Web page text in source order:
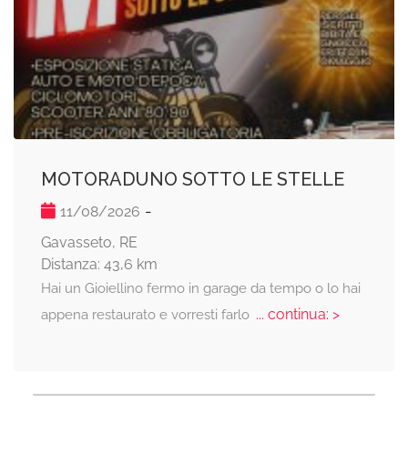
MOTORADUNO SOTTO LE STELLE
11/08/2026 -
Gavasseto, RE
Distanza: 43,6 km
Hai un Gioiellino fermo in garage da tempo o lo hai
appena restaurato e vorresti farlo... continua: >